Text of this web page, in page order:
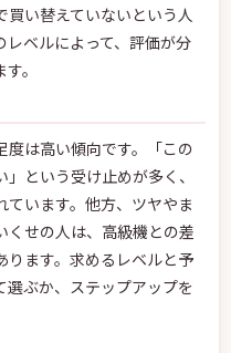
買い替えていないという人
ベルによって、評価が分
。
は高い傾向です。「この
という受け止めが多く、
います。他方、ツヤやま
くせの人は、高級機との差
ります。求めるレベルと予
ぶか、ステップアップを